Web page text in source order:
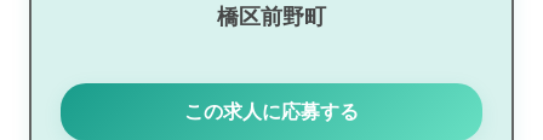
橋区前野町
この求人に応募する